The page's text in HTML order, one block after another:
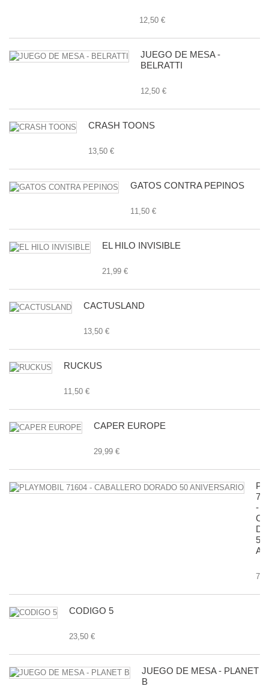
12,50 €
JUEGO DE MESA -
BELRATTI
12,50 €
CRASH TOONS
13,50 €
GATOS CONTRA PEPINOS
11,50 €
EL HILO INVISIBLE
21,99 €
CACTUSLAND
13,50 €
RUCKUS
11,50 €
CAPER EUROPE
29,99 €
-
50
CODIGO 5
23,50 €
JUEGO DE MESA - PLANET
B